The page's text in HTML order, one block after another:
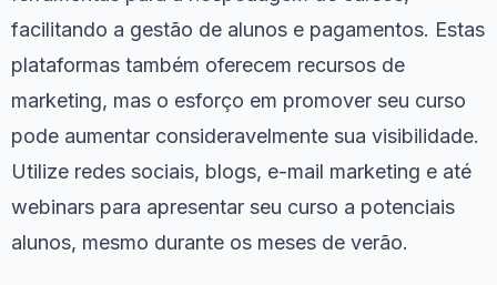
facilitando a gestão de alunos e pagamentos. Estas
plataformas também oferecem recursos de
marketing, mas o esforço em promover seu curso
pode aumentar consideravelmente sua visibilidade.
Utilize redes sociais, blogs, e-mail marketing e até
webinars para apresentar seu curso a potenciais
alunos, mesmo durante os meses de verão.